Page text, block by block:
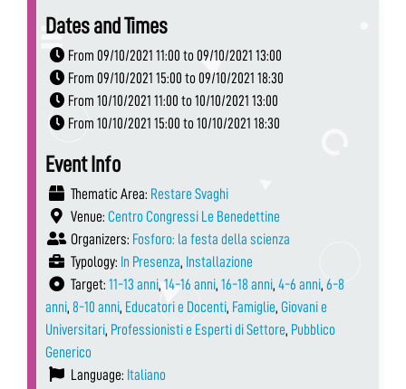
Dates and Times
From 09/10/2021 11:00 to 09/10/2021 13:00
From 09/10/2021 15:00 to 09/10/2021 18:30
From 10/10/2021 11:00 to 10/10/2021 13:00
From 10/10/2021 15:00 to 10/10/2021 18:30
Event Info
Thematic Area: Restare Svaghi
Venue: Centro Congressi Le Benedettine
Organizers: Fosforo: la festa della scienza
Typology: In Presenza, Installazione
Target: 11-13 anni, 14-16 anni, 16-18 anni, 4-6 anni, 6-8
anni, 8-10 anni, Educatori e Docenti, Famiglie, Giovani e
Universitari, Professionisti e Esperti di Settore, Pubblico
Generico
Language: Italiano